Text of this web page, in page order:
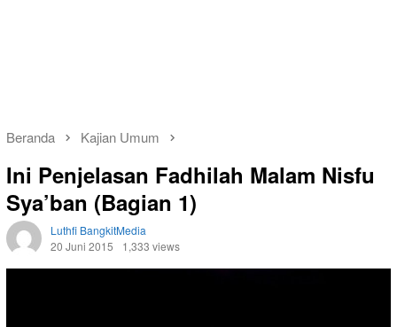
Beranda Kajian Umum
Ini Penjelasan Fadhilah Malam Nisfu
Sya’ban (Bagian 1)
Luthfi BangkitMedia
20 Juni 2015
1,333 views